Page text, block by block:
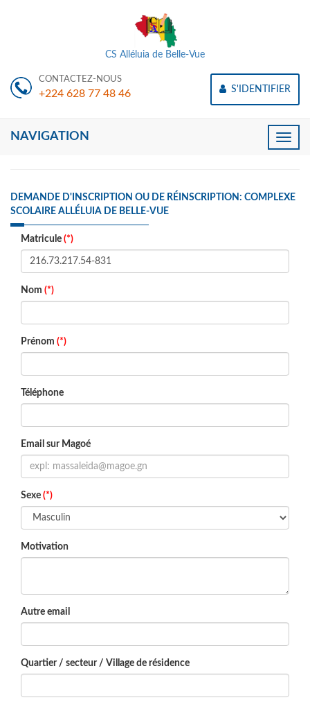
CS Alléluia de Belle-Vue
CONTACTEZ-NOUS
+224 628 77 48 46 S'IDENTIFIER
Toggle
NAVIGATION
DEMANDE D'INSCRIPTION OU DE RÉINSCRIPTION: COMPLEXE
SCOLAIRE ALLÉLUIA DE BELLE-VUE
Matricule (*)
Nom (*)
Prénom (*)
Téléphone
Email sur Magoé
Sexe (*)
Motivation
Autre email
Quartier / secteur / Village de résidence